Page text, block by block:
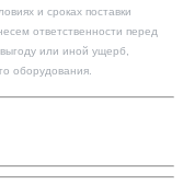
и сроках поставки
ответственности перед
или иной ущерб,
оборудования.